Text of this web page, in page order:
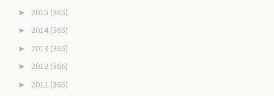
► 2015 (365)
► 2014 (365)
► 2013 (365)
► 2012 (366)
► 2011 (365)